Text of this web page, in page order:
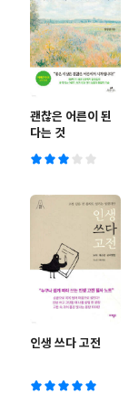
괜찮은 어른이 된
다는 것
인생 쓰다 고전